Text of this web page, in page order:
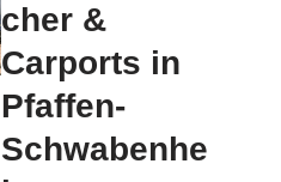
cher &
Carports in
Pfaffen-
Schwabenhe